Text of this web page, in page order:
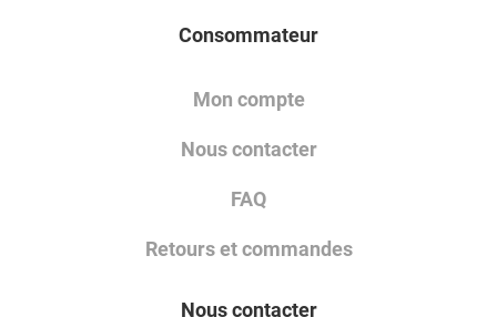
Consommateur
Mon compte
Nous contacter
FAQ
Retours et commandes
Nous contacter